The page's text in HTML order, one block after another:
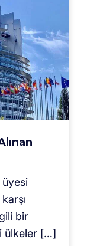
bir
ülkeler […]